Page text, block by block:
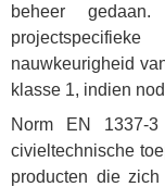
beheer
nauwkeurigheid
klasse 1, indien
Norm EN 1337-
civieltechnische
producten die